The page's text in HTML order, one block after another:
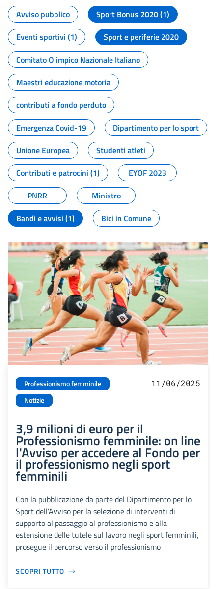
Avviso pubblico
Sport Bonus 2020 (1)
Eventi sportivi (1)
Sport e periferie 2020
Comitato Olimpico Nazionale Italiano
Maestri educazione motoria
contributi a fondo perduto
Emergenza Covid-19
Dipartimento per lo sport
Unione Europea
Studenti atleti
Contributi e patrocini (1)
EYOF 2023
PNRR
Ministro
Bandi e avvisi (1)
Bici in Comune
Professionismo femminile
Notizie
11/06/2025
3,9 milioni di euro per il
Professionismo femminile: on line
l'Avviso per accedere al Fondo per
il professionismo negli sport
femminili
Con la pubblicazione da parte del Dipartimento per lo
Sport dell’Avviso per la selezione di interventi di
supporto al passaggio al professionismo e alla
estensione delle tutele sul lavoro negli sport femminili,
prosegue il percorso verso il professionismo
SCOPRI TUTTO